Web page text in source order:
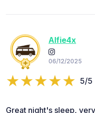
Alfie4x
06/12/2025
5/5
Great night's sleep,